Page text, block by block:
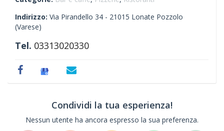
Indirizzo: Via Pirandello 34 - 21015 Lonate Pozzolo
(Varese)
Tel. 03313020330
Condividi la tua esperienza!
Nessun utente ha ancora espresso la sua preferenza.